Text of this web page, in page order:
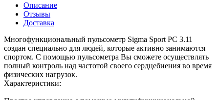
Описание
Отзывы
Доставка
Многофункциональный пульсометр Sigma Sport PC 3.11
создан специально для людей, которые активно занимаются
спортом. С помощью пульсометра Вы сможете осуществлять
полный контроль над частотой своего сердцебиения во время
физических нагрузок.
Характеристики: